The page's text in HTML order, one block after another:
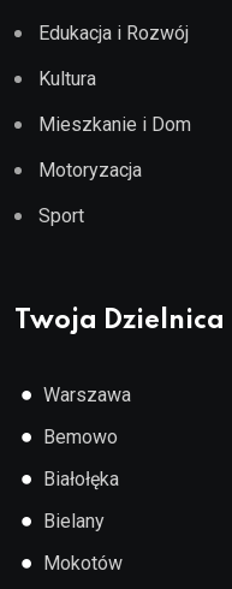
Edukacja i Rozwój
Kultura
Mieszkanie i Dom
Motoryzacja
Sport
Twoja Dzielnica
● Warszawa
● Bemowo
● Białołęka
● Bielany
● Mokotów